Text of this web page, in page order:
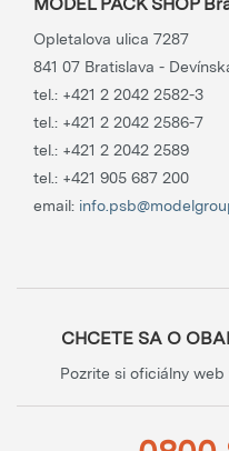
Opletalova ulica 7287
841 07 Bratislava -
tel.: +421 2 2042 2582-3
tel.: +421 2 2042 2586-7
tel.: +421 2 2042 2589
tel.: +421 905 687 200
email:
CHCETE SA O
Pozrite si oficiálny